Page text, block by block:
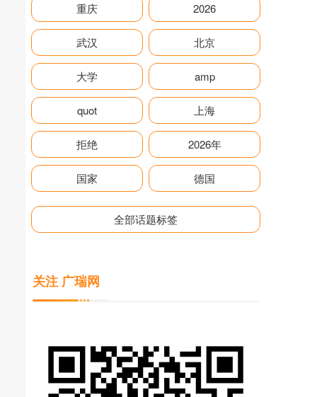
重庆 2026
武汉 北京
大学 amp
quot 上海
拒绝 2026年
国家 德国
全部话题标签
关注 广瑞网